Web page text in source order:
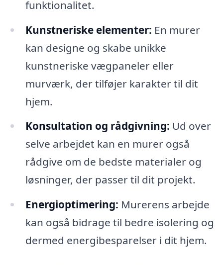
funktionalitet.
Kunstneriske elementer: En murer
kan designe og skabe unikke
kunstneriske vægpaneler eller
murværk, der tilføjer karakter til dit
hjem.
Konsultation og rådgivning: Ud over
selve arbejdet kan en murer også
rådgive om de bedste materialer og
løsninger, der passer til dit projekt.
Energioptimering: Murerens arbejde
kan også bidrage til bedre isolering og
dermed energibesparelser i dit hjem.